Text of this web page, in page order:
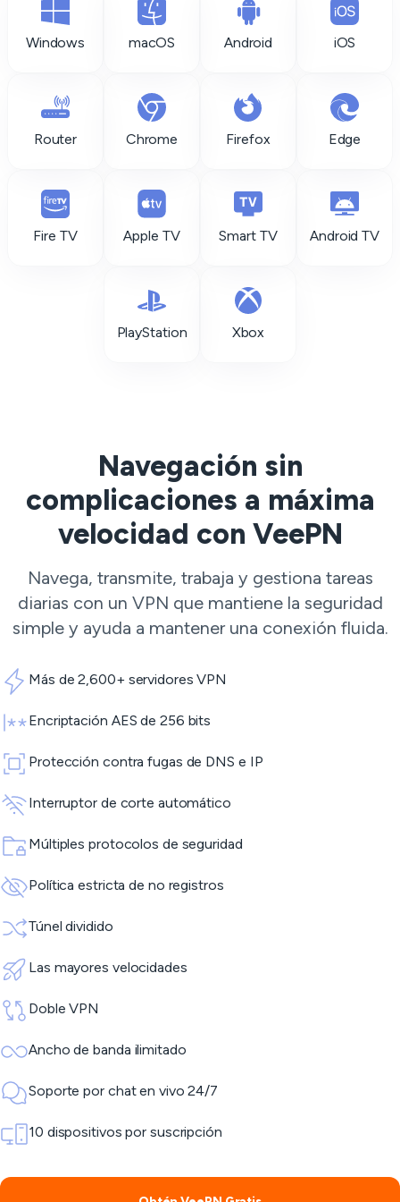
Windows macOS Android iOS
Router Chrome Firefox Edge
Fire TV Apple TV Smart TV Android TV
PlayStation Xbox
Navegación sin
complicaciones a máxima
velocidad con VeePN
Navega, transmite, trabaja y gestiona tareas
diarias con un VPN que mantiene la seguridad
simple y ayuda a mantener una conexión fluida.
Más de 2,600+ servidores VPN
Encriptación AES de 256 bits
Protección contra fugas de DNS e IP
Interruptor de corte automático
Múltiples protocolos de seguridad
Política estricta de no registros
Túnel dividido
Las mayores velocidades
Doble VPN
Ancho de banda ilimitado
Soporte por chat en vivo 24/7
10 dispositivos por suscripción